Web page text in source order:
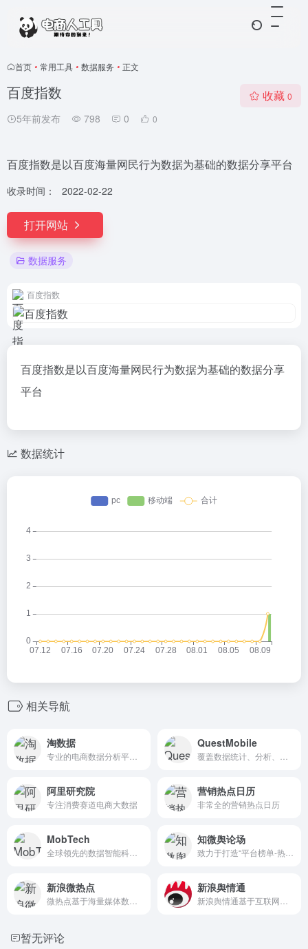
首页 • 常用工具 • 数据服务 • 正文
百度指数
5年前发布 798 0 0
收藏 0
百度指数是以百度海量网民行为数据为基础的数据分享平台
收录时间： 2022-02-22
打开网站
数据服务
百度指数
百度指数是以百度海量网民行为数据为基础的数据分享
平台
数据统计
相关导航
淘数据 QuestMobile
阿里研究院
专注消费赛道电商大数据
营销热点日历
非常全的营销热点日历
MobTech 知微舆论场
新浪微热点 新浪舆情通
暂无评论